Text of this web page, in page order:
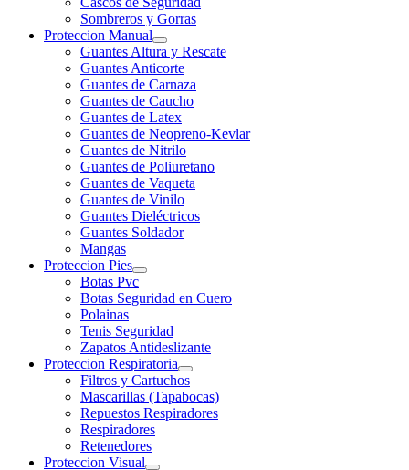
Sombreros y Gorras
Proteccion Manual
Guantes Altura y Rescate
Guantes Anticorte
Guantes de Carnaza
Guantes de Caucho
Guantes de Latex
Guantes de Neopreno-Kevlar
Guantes de Nitrilo
Guantes de Poliuretano
Guantes de Vaqueta
Guantes de Vinilo
Guantes Dieléctricos
Guantes Soldador
Mangas
Proteccion Pies
Botas Pvc
Botas Seguridad en Cuero
Polainas
Tenis Seguridad
Zapatos Antideslizante
Proteccion Respiratoria
Filtros y Cartuchos
Mascarillas (Tapabocas)
Repuestos Respiradores
Respiradores
Retenedores
Proteccion Visual